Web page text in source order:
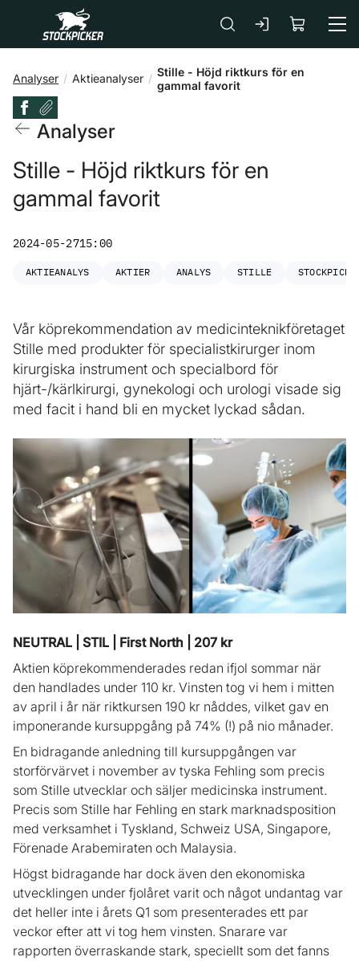
Gå till huvudinnehåll
Analyser Aktieanalyser
Stille - Höjd riktkurs för en
gammal favorit
Analyser
Stille - Höjd riktkurs för en
gammal favorit
2024-05-2715:00
AKTIEANALYS AKTIER ANALYS STILLE
Vår köprekommendation av medicinteknikföretaget
Stille med produkter för specialistkirurger inom
kirurgiska instrument och specialbord för
hjärt-/kärlkirurgi, gynekologi och urologi visade sig
med facit i hand bli en mycket lyckad sådan.
NEUTRAL | STIL | First North | 207 kr
Aktien köprekommenderades redan ifjol sommar när
den handlades under 110 kr. Vinsten tog vi hem i mitten
av april i år när riktkursen 190 kr nåddes, vilket gav en
imponerande kursuppgång på 74% (!) på nio månader.
En bidragande anledning till kursuppgången var
storförvärvet i november av tyska Fehling som precis
som Stille utvecklar och säljer medicinska instrument.
Precis som Stille har Fehling en stark marknadsposition
med verksamhet i Tyskland, Schweiz USA, Singapore,
Förenade Arabemiraten och Malaysia.
Högst bidragande har dock även den ekonomiska
utvecklingen under fjolåret varit och något undantag var
det heller inte i årets Q1 som presenterades ett par
veckor efter att vi tog hem vinsten. Snarare var
rapporten överraskande stark, speciellt som det fanns